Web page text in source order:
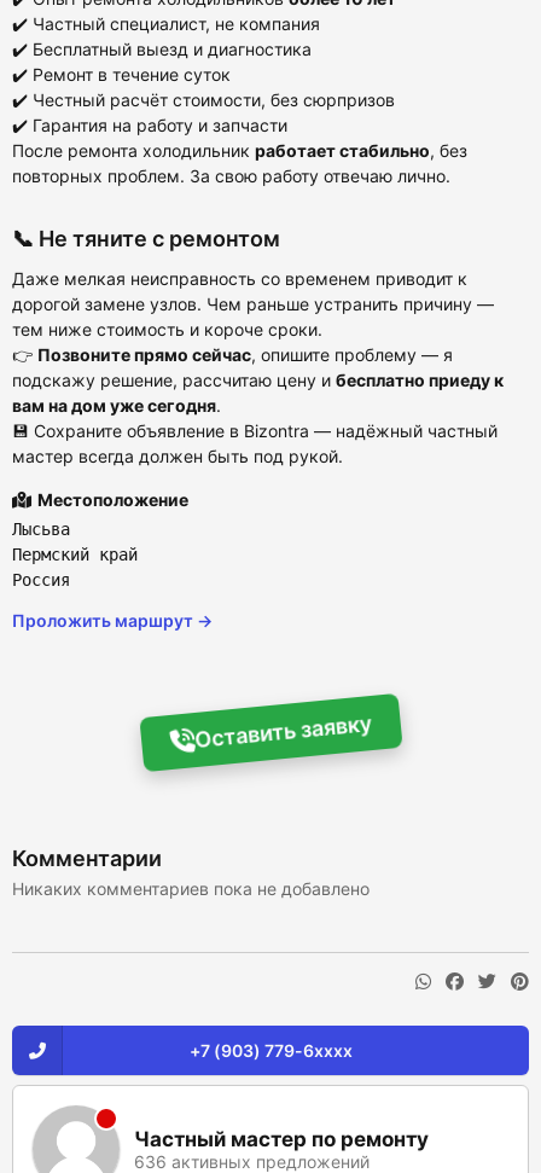
✔️ Частный специалист, не компания
✔️ Бесплатный выезд и диагностика
✔️ Ремонт в течение суток
✔️ Честный расчёт стоимости, без сюрпризов
✔️ Гарантия на работу и запчасти
После ремонта холодильник работает стабильно, без
повторных проблем. За свою работу отвечаю лично.
📞 Не тяните с ремонтом
Даже мелкая неисправность со временем приводит к
дорогой замене узлов. Чем раньше устранить причину —
тем ниже стоимость и короче сроки.
👉 Позвоните прямо сейчас, опишите проблему — я
подскажу решение, рассчитаю цену и бесплатно приеду к
вам на дом уже сегодня.
💾 Сохраните объявление в Bizontra — надёжный частный
мастер всегда должен быть под рукой.
Местоположение
Лысьва
Пермский край
Россия
Проложить маршрут →
Оставить заявку
Комментарии
Никаких комментариев пока не добавлено
+7 (903) 779-6xxxx
Частный мастер по ремонту
636 активных предложений